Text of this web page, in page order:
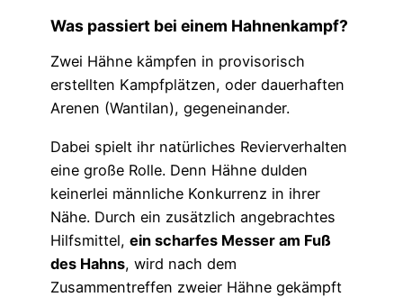
Was passiert bei einem Hahnenkampf?
Zwei Hähne kämpfen in provisorisch
erstellten Kampfplätzen, oder dauerhaften
Arenen (Wantilan), gegeneinander.
Dabei spielt ihr natürliches Revierverhalten
eine große Rolle. Denn Hähne dulden
keinerlei männliche Konkurrenz in ihrer
Nähe. Durch ein zusätzlich angebrachtes
Hilfsmittel, ein scharfes Messer am Fuß
des Hahns, wird nach dem
Zusammentreffen zweier Hähne gekämpft